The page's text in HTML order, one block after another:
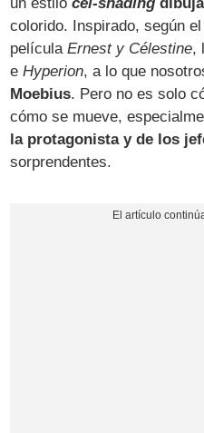
colorido. Inspirado, según
películaErnest y Célestine,
eHyperion, a lo que
Moebius. Pero no es solo
cómo se mueve,
la protagonista y de los
sorprendentes.